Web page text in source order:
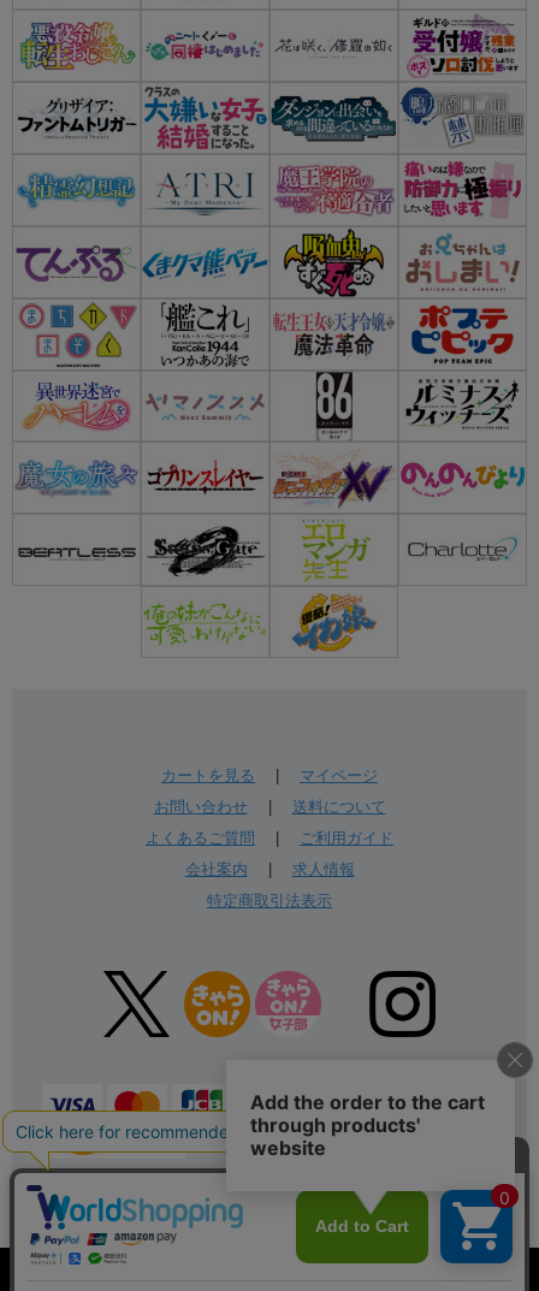
カートを見る
マイページ
お問い合わせ| 送料について
よくあるご質問
ご利用ガイド
会社案内
求人情報
特定商取引法表示
表示：スマートフォン｜PC